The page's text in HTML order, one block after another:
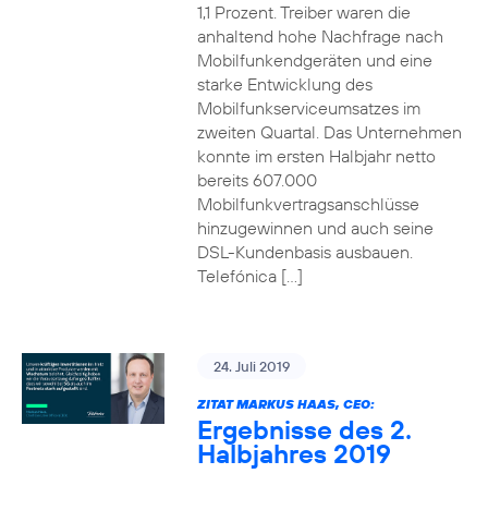
1,1 Prozent. Treiber waren die
anhaltend hohe Nachfrage nach
Mobilfunkendgeräten und eine
starke Entwicklung des
Mobilfunkserviceumsatzes im
zweiten Quartal. Das Unternehmen
konnte im ersten Halbjahr netto
bereits 607.000
Mobilfunkvertragsanschlüsse
hinzugewinnen und auch seine
DSL-Kundenbasis ausbauen.
Telefónica […]
24. Juli 2019
ZITAT MARKUS HAAS, CEO:
Ergebnisse des 2.
Halbjahres 2019